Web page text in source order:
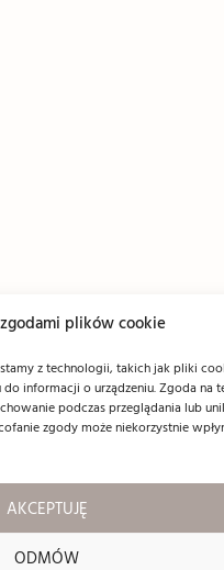
plików cookie
z technologii, takich jak pliki
informacji o urządzeniu. Zgoda na
podczas przeglądania lub
zgody może niekorzystnie
AKCEPTUJĘ
ODMÓW